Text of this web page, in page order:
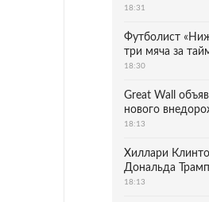
18:31
Футболист
три мяча за
18:30
Great Wall
нового
18:13
Хиллари
Дональда
18:13